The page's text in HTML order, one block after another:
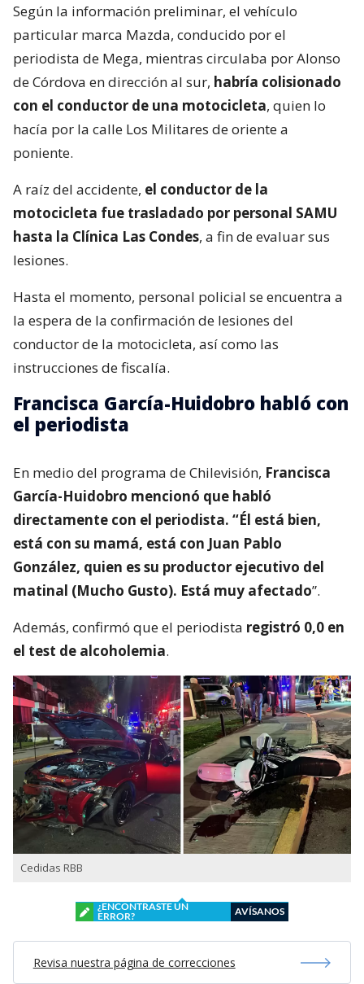
Según la información preliminar, el vehículo
particular marca Mazda, conducido por el
periodista de Mega, mientras circulaba por Alonso
de Córdova en dirección al sur, habría colisionado
con el conductor de una motocicleta, quien lo
hacía por la calle Los Militares de oriente a
poniente.
A raíz del accidente, el conductor de la
motocicleta fue trasladado por personal SAMU
hasta la Clínica Las Condes, a fin de evaluar sus
lesiones.
Hasta el momento, personal policial se encuentra a
la espera de la confirmación de lesiones del
conductor de la motocicleta, así como las
instrucciones de fiscalía.
Francisca García-Huidobro habló con
el periodista
En medio del programa de Chilevisión, Francisca
García-Huidobro mencionó que habló
directamente con el periodista. “Él está bien,
está con su mamá, está con Juan Pablo
González, quien es su productor ejecutivo del
matinal (Mucho Gusto). Está muy afectado”.
Además, confirmó que el periodista registró 0,0 en
el test de alcoholemia.
Cedidas RBB
¿ENCONTRASTE UN
ERROR?
AVÍSANOS
Revisa nuestra página de correcciones